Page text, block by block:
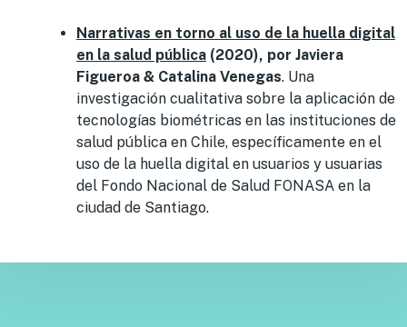
Narrativas en torno al uso de la huella digital
en la salud pública (2020), por Javiera
Figueroa & Catalina Venegas. Una
investigación cualitativa sobre la aplicación de
tecnologías biométricas en las instituciones de
salud pública en Chile, específicamente en el
uso de la huella digital en usuarios y usuarias
del Fondo Nacional de Salud FONASA en la
ciudad de Santiago.